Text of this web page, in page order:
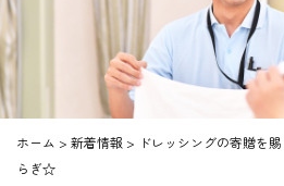
ホーム > 新着情報 > ドレッシングの寄贈を
らぎ☆